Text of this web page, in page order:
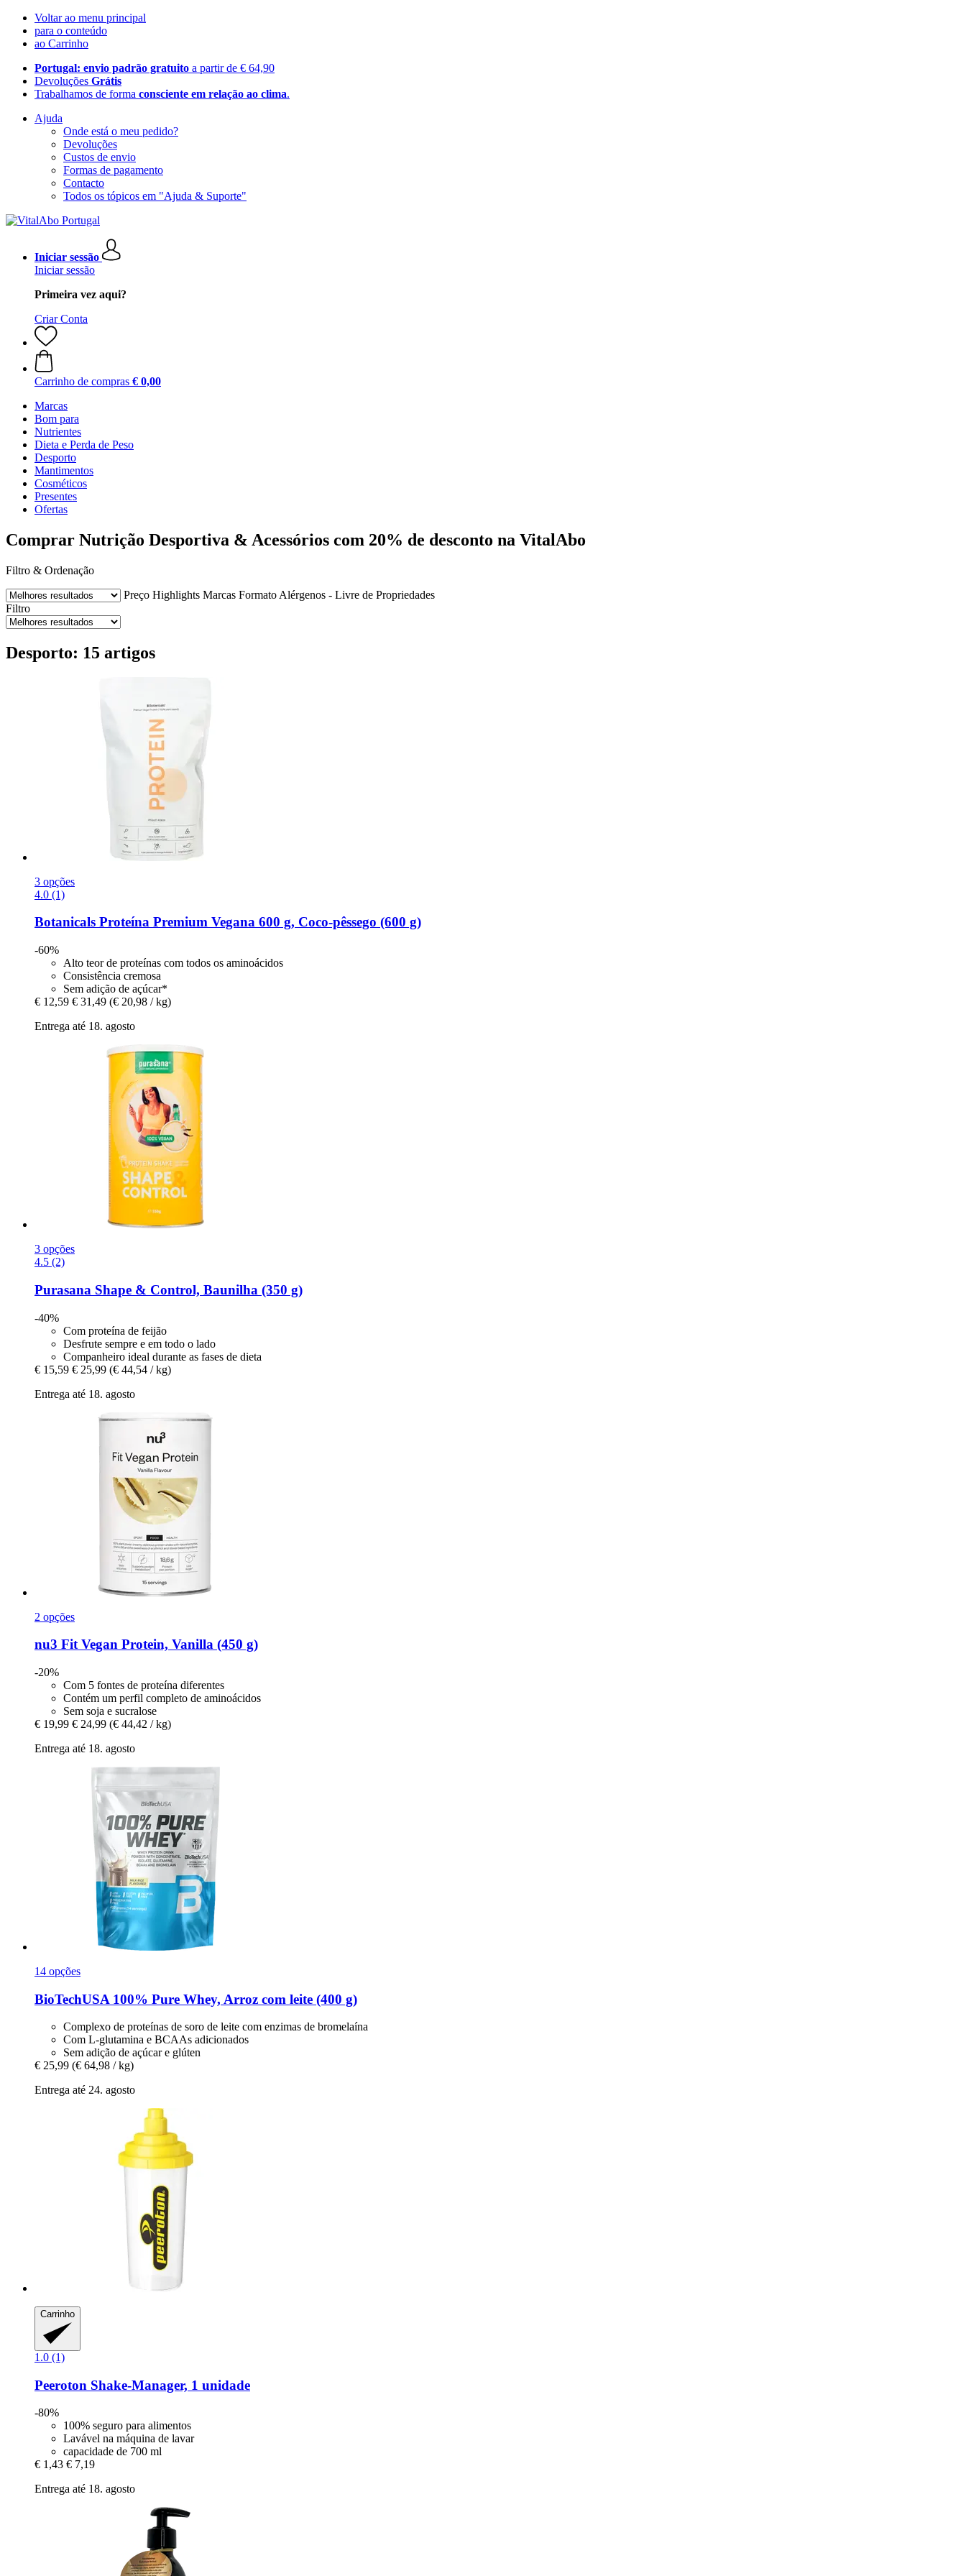
Voltar ao menu principal
para o conteúdo
ao Carrinho
Portugal: envio padrão gratuito a partir de € 64,90
Devoluções Grátis
Trabalhamos de forma consciente em relação ao clima.
Ajuda
Onde está o meu pedido?
Devoluções
Custos de envio
Formas de pagamento
Contacto
Todos os tópicos em "Ajuda & Suporte"
Iniciar sessão
Iniciar sessão
Primeira vez aqui?
Criar Conta
Carrinho de compras € 0,00
Marcas
Bom para
Nutrientes
Dieta e Perda de Peso
Desporto
Mantimentos
Cosméticos
Presentes
Ofertas
Comprar Nutrição Desportiva & Acessórios com 20% de desconto na VitalAbo
Filtro & Ordenação
Preço Highlights Marcas Formato Alérgenos - Livre de Propriedades
Filtro
Desporto: 15 artigos
3 opções
4.0 (1)
Botanicals Proteína Premium Vegana 600 g, Coco-​pêssego (600 g)
-60%
Alto teor de proteínas com todos os aminoácidos
Consistência cremosa
Sem adição de açúcar*
€ 12,59 € 31,49 (€ 20,98 / kg)
Entrega até 18. agosto
3 opções
4.5 (2)
Purasana Shape & Control, Baunilha (350 g)
-40%
Com proteína de feijão
Desfrute sempre e em todo o lado
Companheiro ideal durante as fases de dieta
€ 15,59 € 25,99 (€ 44,54 / kg)
Entrega até 18. agosto
2 opções
nu3 Fit Vegan Protein, Vanilla (450 g)
-20%
Com 5 fontes de proteína diferentes
Contém um perfil completo de aminoácidos
Sem soja e sucralose
€ 19,99 € 24,99 (€ 44,42 / kg)
Entrega até 18. agosto
14 opções
BioTechUSA 100% Pure Whey, Arroz com leite (400 g)
Complexo de proteínas de soro de leite com enzimas de bromelaína
Com L-glutamina e BCAAs adicionados
Sem adição de açúcar e glúten
€ 25,99 (€ 64,98 / kg)
Entrega até 24. agosto
Carrinho
1.0 (1)
Peeroton Shake-​Manager, 1 unidade
-80%
100% seguro para alimentos
Lavável na máquina de lavar
capacidade de 700 ml
€ 1,43 € 7,19
Entrega até 18. agosto